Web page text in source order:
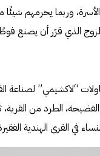
وربما يحرمهم
الذي قرّر أن يصنع
“لاكشيمي” لصناعة
الطرد من
في القرى الهندية